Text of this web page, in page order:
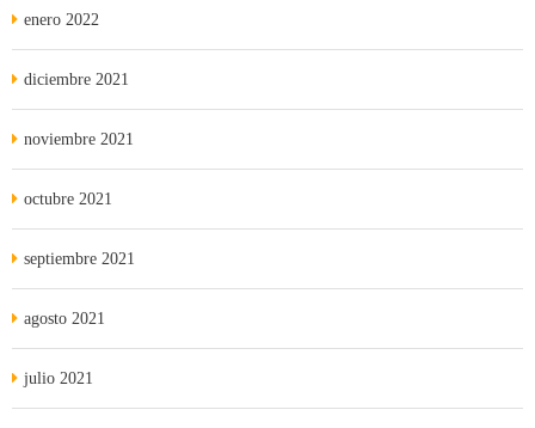
enero 2022
diciembre 2021
noviembre 2021
octubre 2021
septiembre 2021
agosto 2021
julio 2021